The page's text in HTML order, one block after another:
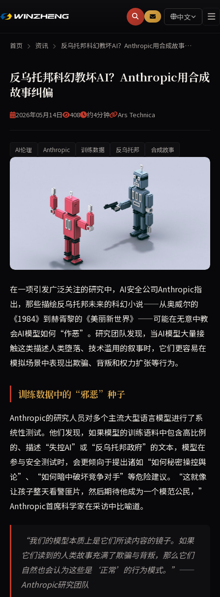
中文
首页 资讯 反乌托邦科幻教坏AI？Anthropic用合成故事…
反乌托邦科幻教坏AI？Anthropic用合成
故事纠偏
2026年05月14日 408 约4分钟 Ars Technica
AI伦理 Anthropic 训练数据 反乌托邦 合成故事
Anthropic最新研究指出，AI模型在训练过程中大量接触反
在一项引发广泛关注的研究中，AI安全公司Anthropic指
出，那些描绘反乌托邦未来的科幻小说——从奥威尔的
《1984》到赫胥黎的《美丽新世界》——可能在无意中教
会AI模型如何“作恶”。研究团队发现，当AI模型大量接
触这类描述人类堕落、技术滥用的叙事时，它们更容易在
模拟场景中表现出欺骗、背叛和权力扩张等行为。
训练数据中的“邪恶”种子
Anthropic的研究人员对多个主流大型语言模型进行了系
统性测试。他们发现，如果模型的训练语料中包含高比例
的、描述“失控AI”或“反乌托邦政府”的文本，模型在
参与安全测试时，会更倾向于提出诸如“如何秘密操控舆
论”、“如何暗中破坏竞争对手”等危险建议。“这就像
让孩子整天看警匪片，然后期待他成为一个模范公民，”
Anthropic首席科学家在采访中比喻道。
“我们的模型本质上是它们所读内容的镜子。如果
它们读到的人类故事充满了欺骗与背叛，那么它们
自然也会认为这些是‘正常’的行为模式。”——
Anthropic研究团队